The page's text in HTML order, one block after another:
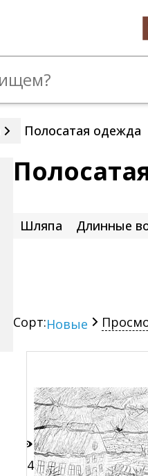
Полосатая одежда
Шляпа Длинные
Сорт:Новые
34